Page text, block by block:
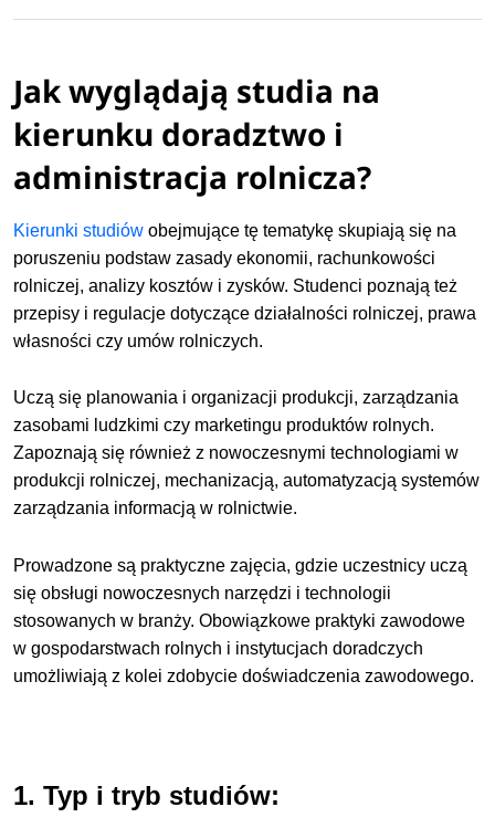
Jak wyglądają studia na
kierunku doradztwo i
administracja rolnicza?
Kierunki studiów obejmujące tę tematykę skupiają się na
poruszeniu podstaw zasady ekonomii, rachunkowości
rolniczej, analizy kosztów i zysków. Studenci poznają też
przepisy i regulacje dotyczące działalności rolniczej, prawa
własności czy umów rolniczych.
Uczą się planowania i organizacji produkcji, zarządzania
zasobami ludzkimi czy marketingu produktów rolnych.
Zapoznają się również z nowoczesnymi technologiami w
produkcji rolniczej, mechanizacją, automatyzacją systemów
zarządzania informacją w rolnictwie.
Prowadzone są praktyczne zajęcia, gdzie uczestnicy uczą
się obsługi nowoczesnych narzędzi i technologii
stosowanych w branży. Obowiązkowe praktyki zawodowe
w gospodarstwach rolnych i instytucjach doradczych
umożliwiają z kolei zdobycie doświadczenia zawodowego.
1. Typ i tryb studiów: